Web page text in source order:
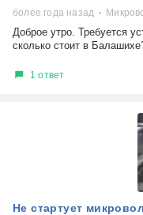
более года назад
Доброе утро. Требуется
сколько стоит в
1 ответ
Не стартует